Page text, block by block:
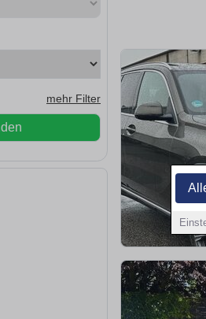
mehr Filter